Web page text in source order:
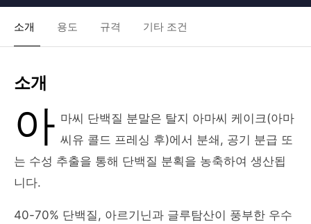
소개 용도 규격 기타 조건
소개
아 마씨 단백질 분말은 탈지 아마씨 케이크(아마
씨유 콜드 프레싱 후)에서 분쇄, 공기 분급 또
는 수성 추출을 통해 단백질 분획을 농축하여 생산됩
니다.
40-70% 단백질, 아르기닌과 글루탐산이 풍부한 우수